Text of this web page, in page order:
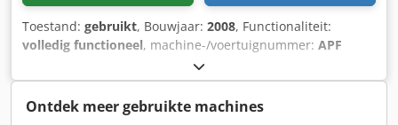
Toestand: gebruikt, Bouwjaar: 2008, Functionaliteit:
volledig functioneel, machine-/voertuignummer: APF
2.550 kg
totale breedte:1.450 mm, totale hoogte:2.200 mm,
benodigde ruimte lengte:3.000 mm, benodigde breedte:
, motorfabrikant:
Ontdek meer gebruikte machines